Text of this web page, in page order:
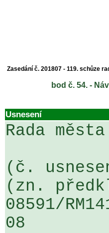
Zasedání č. 201807 - 119. schůze
bod č. 54. -
Usnesení
Rada města
(č.
(zn.
08591/
08